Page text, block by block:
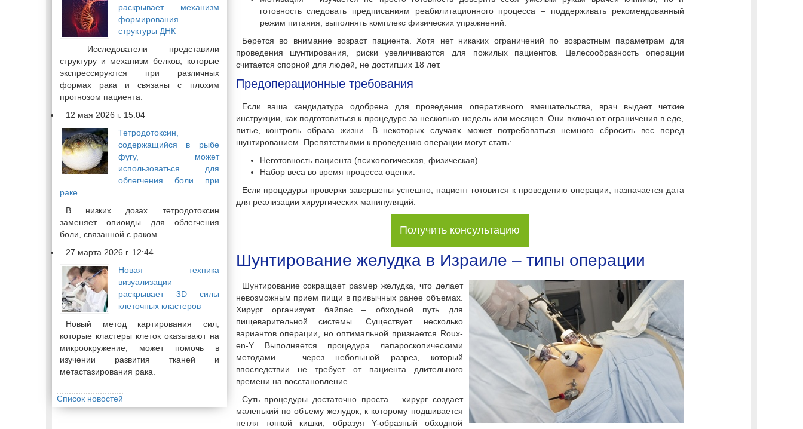
раскрывает механизм
формирования
структуры ДНК
Исследователи представили
структуру и механизм белков, которые
экспрессируются при различных
формах рака и связаны с плохим
прогнозом пациента.
12 мая 2026 г. 15:04
Тетродотоксин,
содержащийся в рыбе
фугу, может
использоваться для
облегчения боли при
раке
В низких дозах тетродотоксин
заменяет опиоиды для облегчения
боли, связанной с раком.
27 марта 2026 г. 12:44
Новая техника
визуализации
раскрывает 3D силы
клеточных кластеров
Новый метод картирования сил,
которые кластеры клеток оказывают на
микроокружение, может помочь в
изучении развития тканей и
метастазирования рака.
Список новостей
готовность следовать предписаниям реабилитационного процесса – поддерживать рекомендованный
режим питания, выполнять комплекс физических упражнений.
Берется во внимание возраст пациента. Хотя нет никаких ограничений по возрастным параметрам для
проведения шунтирования, риски увеличиваются для пожилых пациентов. Целесообразность операции
считается спорной для людей, не достигших 18 лет.
Предоперационные требования
Если ваша кандидатура одобрена для проведения оперативного вмешательства, врач выдает четкие
инструкции, как подготовиться к процедуре за несколько недель или месяцев. Они включают ограничения в еде,
питье, контроль образа жизни. В некоторых случаях может потребоваться немного сбросить вес перед
шунтированием. Препятствиями к проведению операции могут стать:
Неготовность пациента (психологическая, физическая).
Набор веса во время процесса оценки.
Если процедуры проверки завершены успешно, пациент готовится к проведению операции, назначается дата
для реализации хирургических манипуляций.
Получить консультацию
Шунтирование желудка в Израиле – типы операции
Шунтирование сокращает размер желудка, что делает
невозможным прием пищи в привычных ранее объемах.
Хирург организует байпас – обходной путь для
пищеварительной системы. Существует несколько
вариантов операции, но оптимальной признается Roux-
en-Y. Выполняется процедура лапароскопическими
методами – через небольшой разрез, который
впоследствии не требует от пациента длительного
времени на восстановление.
Суть процедуры достаточно проста – хирург создает
маленький по объему желудок, к которому подшивается
петля тонкой кишки, образуя Y-образный обходной